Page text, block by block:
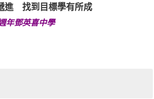
進 找到目標學有所成
年鄧英喜中學